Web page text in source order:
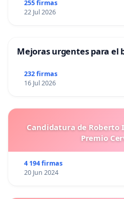
255 firmas
22 Jul 2026
Mejoras urgentes para el
232 firmas
16 Jul 2026
Candidatura de Roberto
Premio
4 194 firmas
20 Jun 2024